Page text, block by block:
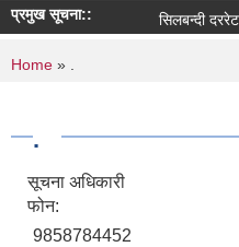
प्रमुख सूचना:: सिलबन्दी दररेट
You are here
Home » .
.
सूचना अधिकारी
फोन:
9858784452